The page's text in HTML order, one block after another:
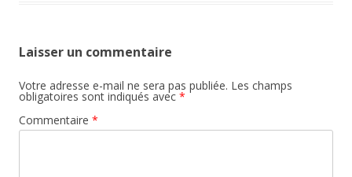
Laisser un commentaire
Votre adresse e-mail ne sera pas publiée. Les champs
obligatoires sont indiqués avec *
Commentaire *